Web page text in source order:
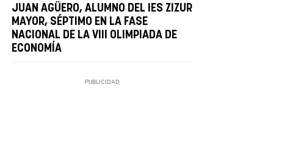
JUAN AGÜERO, ALUMNO DEL IES ZIZUR
MAYOR, SÉPTIMO EN LA FASE
NACIONAL DE LA VIII OLIMPIADA DE
ECONOMÍA